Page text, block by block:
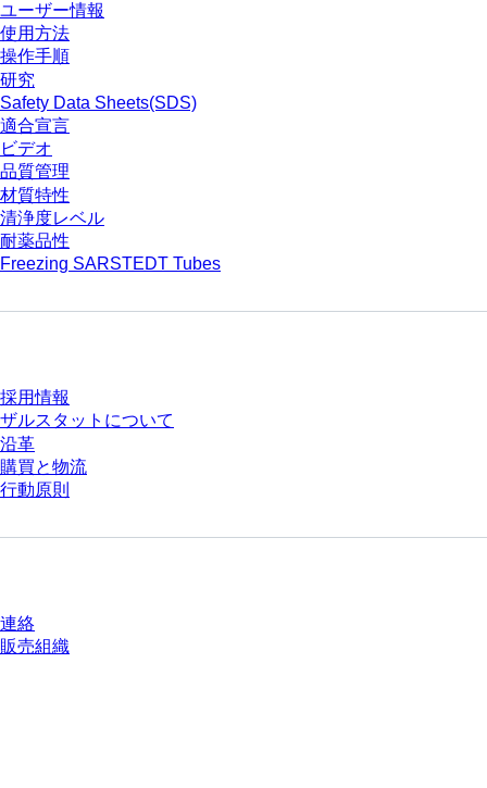
ユーザー情報
使用方法
操作手順
研究
Safety Data Sheets(SDS)
適合宣言
ビデオ
品質管理
材質特性
清浄度レベル
耐薬品性
Freezing SARSTEDT Tubes
採用情報
ザルスタットについて
沿革
購買と物流
行動原則
連絡
販売組織